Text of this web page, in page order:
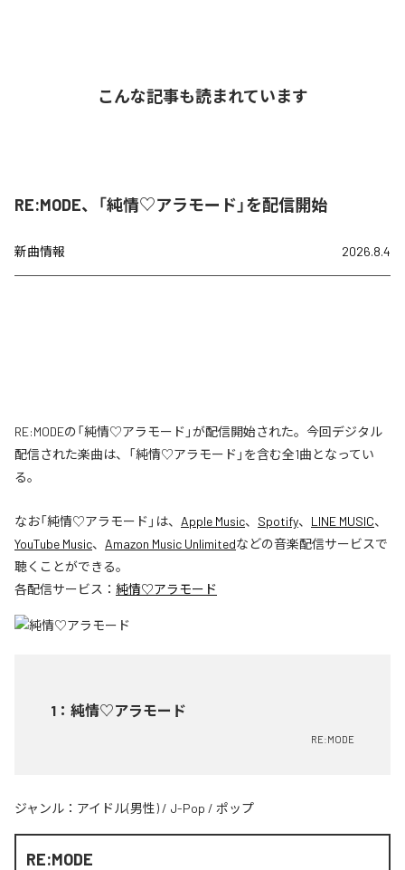
こんな記事も読まれています
RE:MODE、「純情♡アラモード」を配信開始
新曲情報 2026.8.4
RE:MODEの「純情♡アラモード」が配信開始された。今回デジタル
配信された楽曲は、「純情♡アラモード」を含む全1曲となってい
る。
なお「純情♡アラモード 」は、 Apple Music、 Spotify、 LINE MUSIC、
YouTube Music、 Amazon Music Unlimitedなどの音楽配信サービスで
聴くことができる。
各配信サービス： 純情♡アラモード
1 ： 純情♡アラモード
RE:MODE
ジャンル： アイドル(男性) / J-Pop / ポップ
RE:MODE